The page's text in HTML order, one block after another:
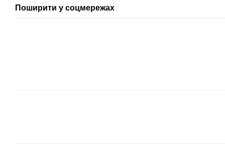
Поширити у соцмережах